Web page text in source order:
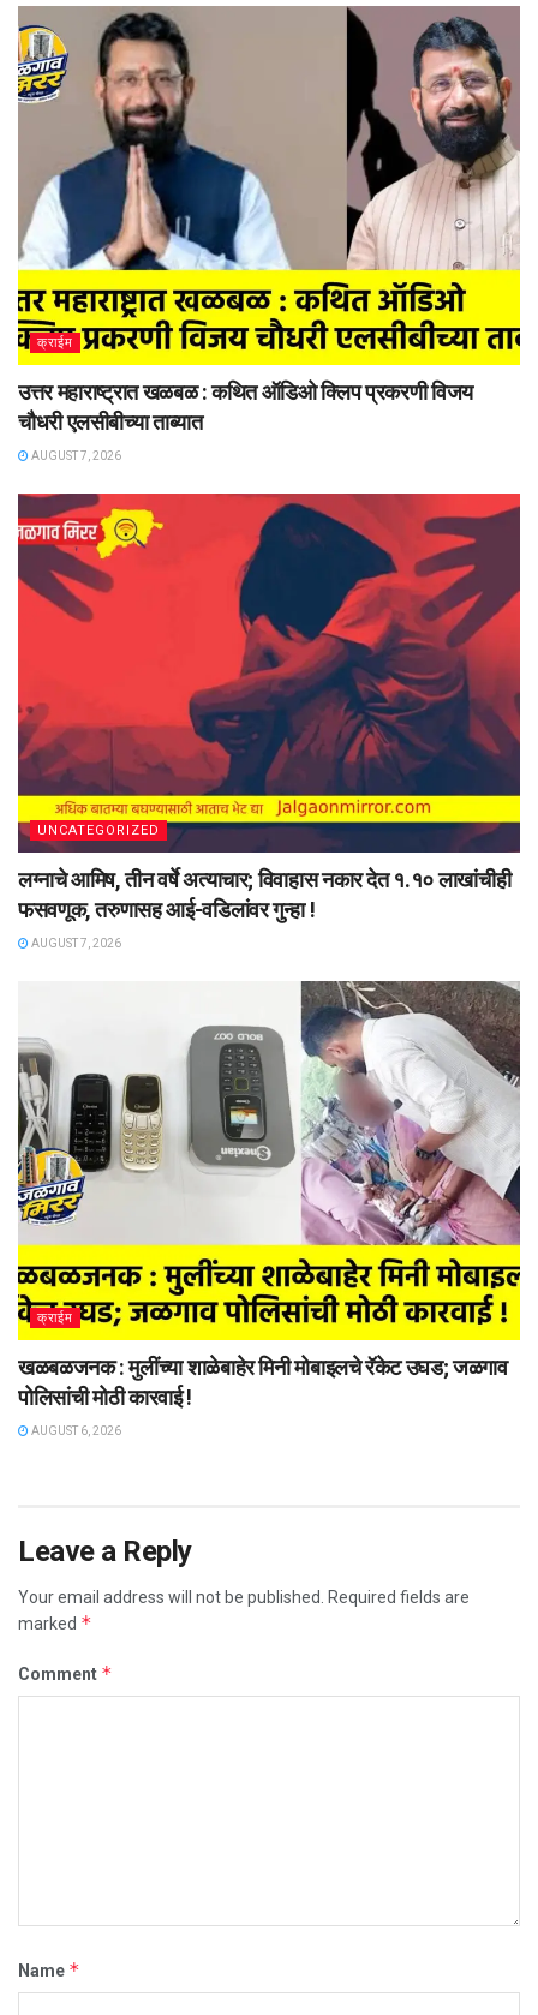
क्राईम
उत्तर महाराष्ट्रात खळबळ : कथित ऑडिओ क्लिप प्रकरणी विजय
चौधरी एलसीबीच्या ताब्यात
AUGUST 7, 2026
UNCATEGORIZED
लग्नाचे आमिष, तीन वर्षे अत्याचार; विवाहास नकार देत १.१० लाखांचीही
फसवणूक, तरुणासह आई-वडिलांवर गुन्हा !
AUGUST 7, 2026
क्राईम
खळबळजनक : मुलींच्या शाळेबाहेर मिनी मोबाइलचे रॅकेट उघड; जळगाव
पोलिसांची मोठी कारवाई !
AUGUST 6, 2026
Leave a Reply
Your email address will not be published.
Required fields are
marked *
Comment *
Name *